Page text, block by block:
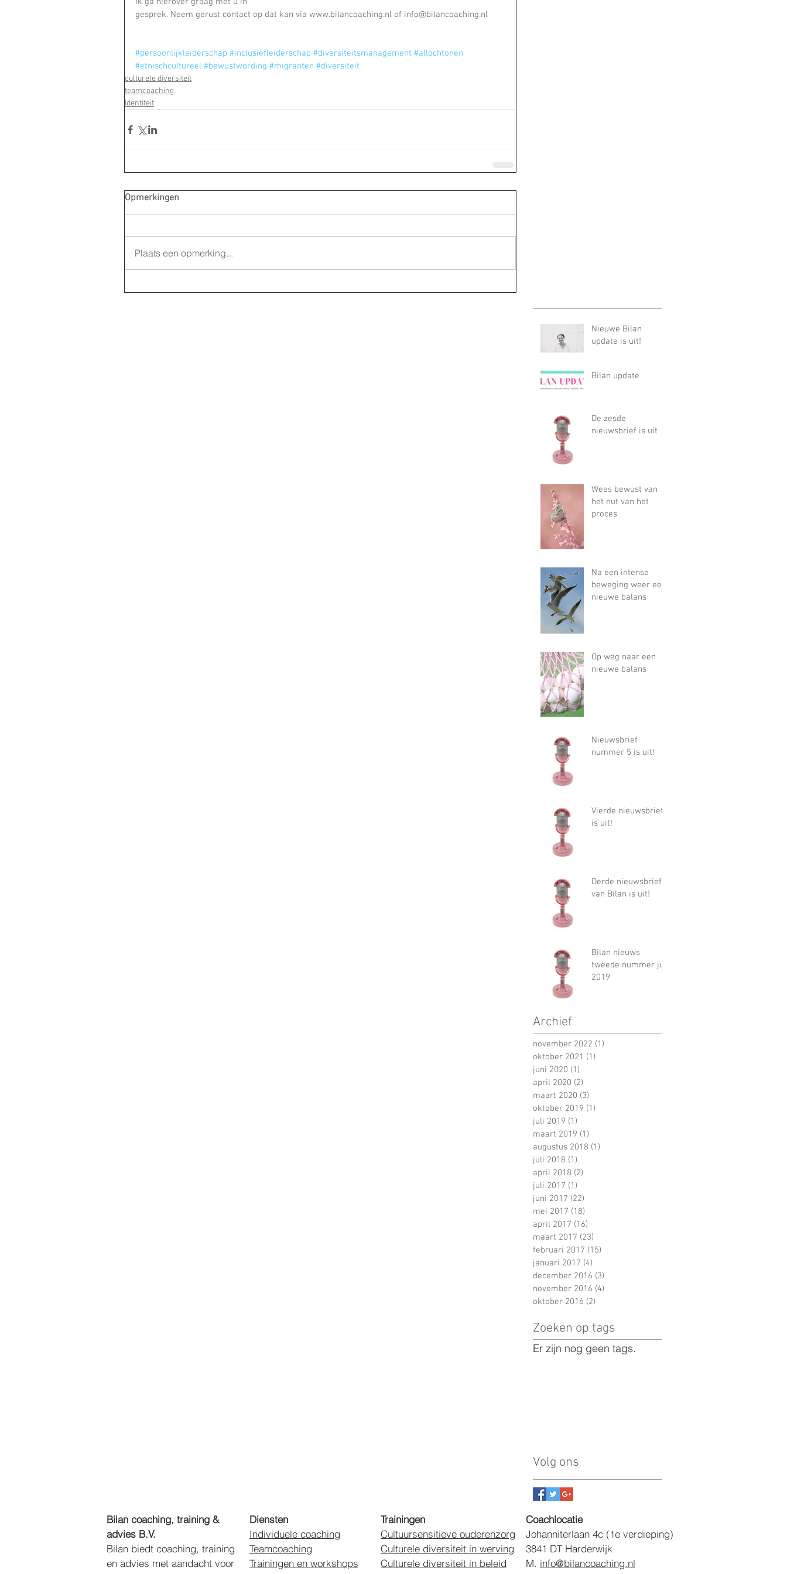
gesprek. Neem gerust contact op dat kan via www.bilancoaching.nl of info@bilancoaching.nl
#persoonlijkleiderschap #inclusiefleiderschap #diversiteitsmanagement #allochtonen
#etnischcultureel #bewustwording #migranten #diversiteit
culturele diversiteit
teamcoaching
Identiteit
Opmerkingen
Plaats een opmerking...
Nieuwe Bilan
update is uit!
Bilan update
De zesde
nieuwsbrief is uit
Wees bewust van
het nut van het
proces
Na een intense
beweging weer een
nieuwe balans
Op weg naar een
nieuwe balans
Nieuwsbrief
nummer 5 is uit!
Vierde nieuwsbrief
is uit!
Derde nieuwsbrief
van Bilan is uit!
Bilan nieuws
tweede nummer juli
2019
Archief
november 2022 (1)
oktober 2021 (1)
juni 2020 (1)
april 2020 (2)
maart 2020 (3)
oktober 2019 (1)
juli 2019 (1)
maart 2019 (1)
augustus 2018 (1)
juli 2018 (1)
april 2018 (2)
juli 2017 (1)
juni 2017 (22)
mei 2017 (18)
april 2017 (16)
maart 2017 (23)
februari 2017 (15)
januari 2017 (4)
december 2016 (3)
november 2016 (4)
oktober 2016 (2)
Zoeken op tags
Er zijn nog geen tags.
Volg ons
Bilan coaching, training &
advies B.V.
Bilan biedt coaching, training
en advies met aandacht voor
Diensten
Individuele coaching
Teamcoaching
Trainingen en workshops
Trainingen
Cultuursensitieve ouderenzorg
Culturele diversiteit in werving
Culturele diversiteit in beleid
​Coachlocatie
Johanniterlaan 4c (1e verdieping)
3841 DT Harderwijk
M. ​ info@bilancoaching.nl